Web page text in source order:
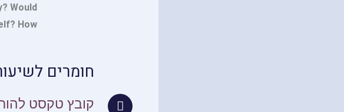
Would
How?
חומרים
קובץ טקסט